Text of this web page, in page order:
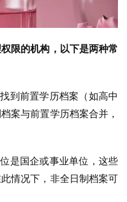
限的机构，以下是两种常
到前置学历档案（如高中
案与前置学历档案合并，
是国企或事业单位，这些
情况下，非全日制档案可